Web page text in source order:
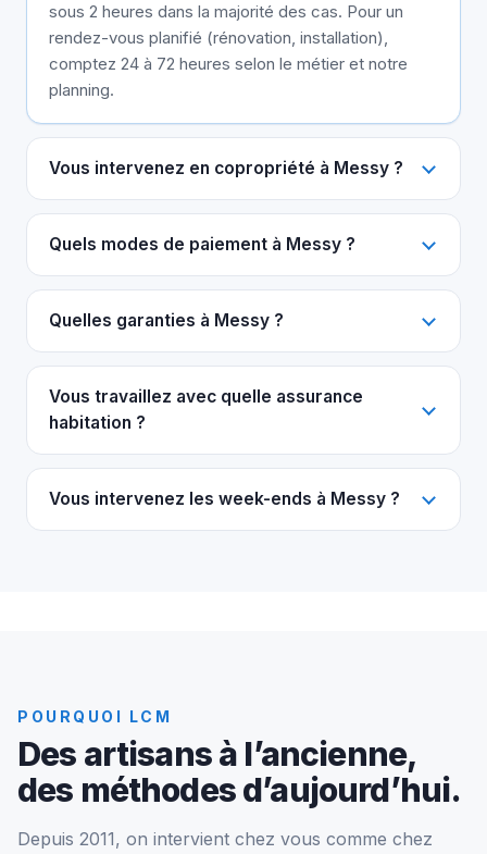
sous 2 heures dans la majorité des cas. Pour un
rendez-vous planifié (rénovation, installation),
comptez 24 à 72 heures selon le métier et notre
planning.
Vous intervenez en copropriété à Messy ?
Quels modes de paiement à Messy ?
Quelles garanties à Messy ?
Vous travaillez avec quelle assurance
habitation ?
Vous intervenez les week-ends à Messy ?
POURQUOI LCM
Des artisans à l’ancienne,
des méthodes d’aujourd’hui.
Depuis 2011, on intervient chez vous comme chez